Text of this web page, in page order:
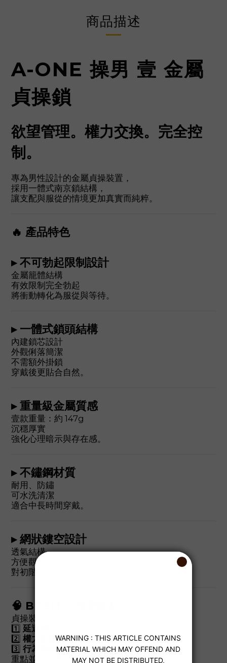
商品描述
A-ONE 操男 壹 金屬
貞操鎖
欲望管理。權力交換。完全控
制。
專為男性設計的金屬貞操裝置，
採用一體式南京鎖結構，
讓支配與服從的情境更加真實而純粹。
🔥 產品特色
▸ 不可勃起限制設計
金屬籠體結構
有效限制完全勃起
將衝動轉化為服從與等待。
▸ 一體式鎖頭結構
內建鎖芯設計
外觀俐落簡潔
不需額外掛鎖
穿戴後更貼合自然。
▸ 重量級金屬質感
壹款重量：約 147g
沉穩厚實
強化心理暗示與存在感。
▸ 不鏽鋼材質
耐用、防鏽
可水洗清潔
適合中長時間穿戴。
▸ 網狀鏤空設計
透氣結構
方便觀察與清潔
對初階嘗試者較友善。
🧠 BDSM 心理學解析
貞操裝置在權力交換關係中扮演三種角色：
1️⃣ 延遲滿足
2️⃣ 權力象徵—— 強化支配與服從動態
3️⃣ 行為管理工具—— 建立規則與儀式感
重點並非剝奪